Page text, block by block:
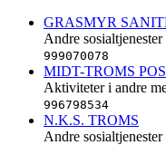
GRASMYR
Andre
999070078
MIDT-TROMS
Aktiviteter i andre
996798534
N.K.S. TROMS
Andre